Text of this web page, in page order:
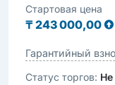
Стартовая цена
₸ 243 000,00
Гарантийный
Статус торгов: Не